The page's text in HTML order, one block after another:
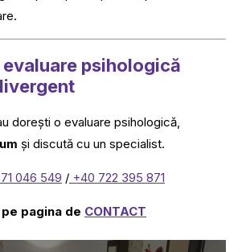
psihologică
dorești o evaluare psihologică,
și discută cu un specialist.
046 549 / +40 722 395 871
pagina de CONTACT